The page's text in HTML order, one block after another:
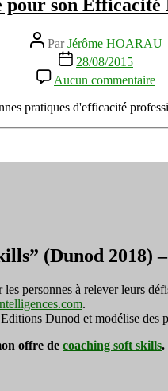
son Efficacité
Auteur
de
l’article
ParJérôme HOARAU
Date
l’article
28/08/2015
Aucun commentaire
pratiques d'efficacité
(Dunod
à relever leurs
.
Dunod et modélise des
offre de coaching soft skills.